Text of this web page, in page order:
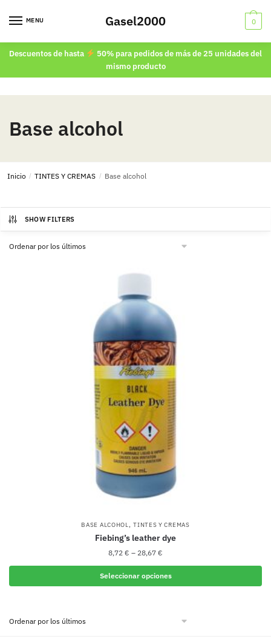
MENU Gasel2000 0
Descuentos de hasta
50% para pedidos de más de 25 unidades del
mismo producto
Base alcohol
Inicio / TINTES Y CREMAS / Base alcohol
SHOW FILTERS
BASE ALCOHOL,TINTES Y CREMAS
Fiebing’s leather dye
8,72 € – 28,67 €
Seleccionar opciones